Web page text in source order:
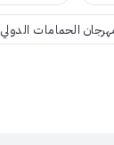
الحمامات الدولي